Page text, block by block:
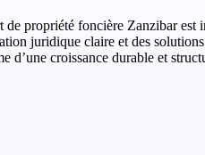
propriété foncière Zanzibar
juridique claire et des
d’une croissance durable et